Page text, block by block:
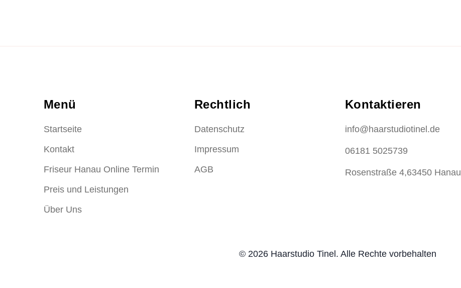
Menü
Startseite
Kontakt
Friseur Hanau Online Termin
Preis und Leistungen
Über Uns
Rechtlich
Datenschutz
Impressum
AGB
Kontaktieren
info@haarstudiotinel.de
06181 5025739
Rosenstraße 4,63450 Hanau
© 2026 Haarstudio Tinel. Alle Rechte vorbehalten